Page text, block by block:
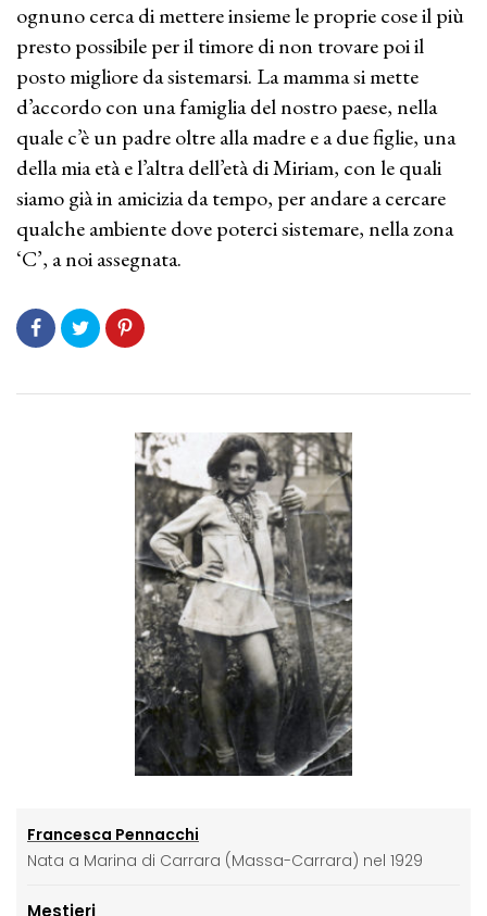
ognuno cerca di mettere insieme le proprie cose il più
presto possibile per il timore di non trovare poi il
posto migliore da sistemarsi. La mamma si mette
d’accordo con una famiglia del nostro paese, nella
quale c’è un padre oltre alla madre e a due figlie, una
della mia età e l’altra dell’età di Miriam, con le quali
siamo già in amicizia da tempo, per andare a cercare
qualche ambiente dove poterci sistemare, nella zona
‘C’, a noi assegnata.
Francesca Pennacchi
Nata a Marina di Carrara (Massa-Carrara) nel 1929
Mestieri